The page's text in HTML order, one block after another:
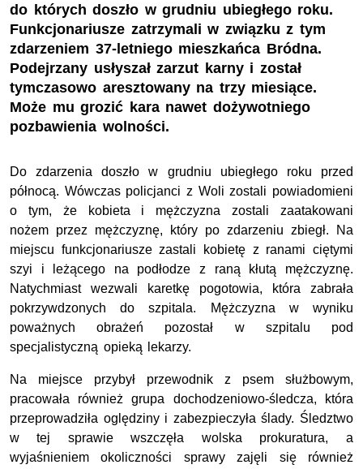
do których doszło w grudniu ubiegłego roku.
Funkcjonariusze zatrzymali w związku z tym
zdarzeniem 37-letniego mieszkańca Bródna.
Podejrzany usłyszał zarzut karny i został
tymczasowo aresztowany na trzy miesiące.
Może mu grozić kara nawet dożywotniego
pozbawienia wolności.
Do zdarzenia doszło w grudniu ubiegłego roku przed
północą. Wówczas policjanci z Woli zostali powiadomieni
o tym, że kobieta i mężczyzna zostali zaatakowani
nożem przez mężczyznę, który po zdarzeniu zbiegł. Na
miejscu funkcjonariusze zastali kobietę z ranami ciętymi
szyi i leżącego na podłodze z raną kłutą mężczyznę.
Natychmiast wezwali karetkę pogotowia, która zabrała
pokrzywdzonych do szpitala. Mężczyzna w wyniku
poważnych obrażeń pozostał w szpitalu pod
specjalistyczną opieką lekarzy.
Na miejsce przybył przewodnik z psem służbowym,
pracowała również grupa dochodzeniowo-śledcza, która
przeprowadziła oględziny i zabezpieczyła ślady. Śledztwo
w tej sprawie wszczęła wolska prokuratura, a
wyjaśnieniem okoliczności sprawy zajęli się również